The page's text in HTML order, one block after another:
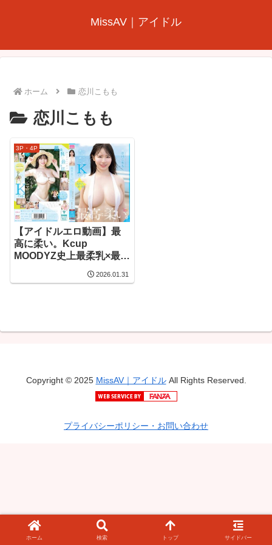
MissAV｜アイドル
ホーム 恋川こもも
恋川こもも
3P・4P
【アイドルエロ動画】最
高に柔い。Kcup
MOODYZ史上最柔乳×最白
グラドルAV DEBUT
2026.01.31
Copyright © 2025 MissAV｜アイドルAll Rights Reserved.
プライバシーポリシー・お問い合わせ
ホーム 検索 トップ サイドバー